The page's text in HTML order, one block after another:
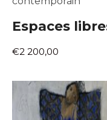
Statut / Organisation
J'accepte les
Adresse email*
Prénom
Espaces
€2 200,00